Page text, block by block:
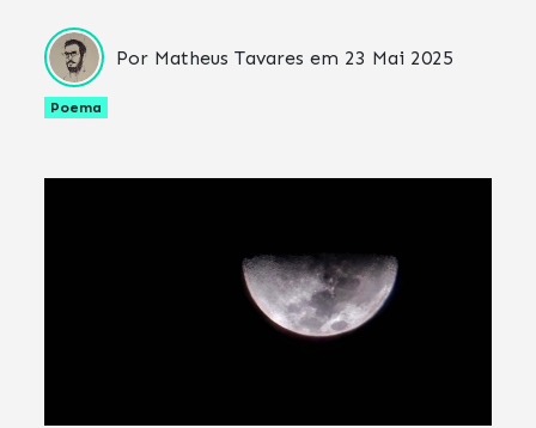
Por Matheus Tavares em 23 Mai 2025
Poema